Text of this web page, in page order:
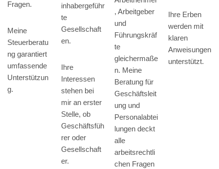
Fragen.
Meine
Steuerberatu
ng garantiert
umfassende
Unterstützun
g.
inhabergeführ
te
Gesellschaft
en.
Ihre
Interessen
stehen bei
mir an erster
Stelle, ob
Geschäftsfüh
rer oder
Gesellschaft
er.
, Arbeitgeber
und
Führungskräf
te
gleichermaße
n. Meine
Beratung für
Geschäftsleit
ung und
Personalabtei
lungen deckt
alle
arbeitsrechtli
chen Fragen
Ihre Erben
werden mit
klaren
Anweisungen
unterstützt.